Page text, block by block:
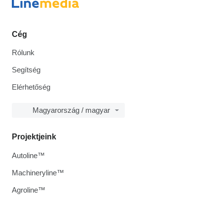
Cég
Rólunk
Segítség
Elérhetőség
Magyarország / magyar
Projektjeink
Autoline™
Machineryline™
Agroline™